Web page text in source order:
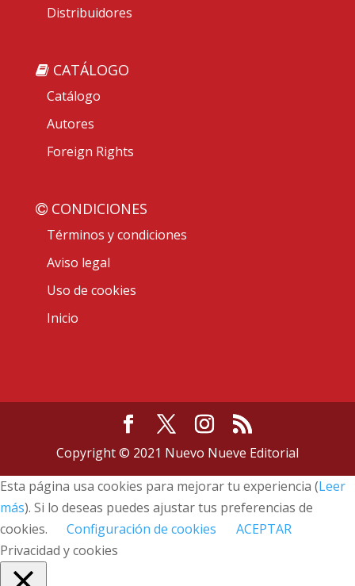
Distribuidores
CATÁLOGO
Catálogo
Autores
Foreign Rights
CONDICIONES
Términos y condiciones
Aviso legal
Uso de cookies
Inicio
Copyright © 2021 Nuevo Nueve Editorial
Esta página usa cookies para mejorar tu experiencia (Leer
más). Si lo deseas puedes ajustar tus preferencias de
cookies.
Configuración de cookies
ACEPTAR
Privacidad y cookies